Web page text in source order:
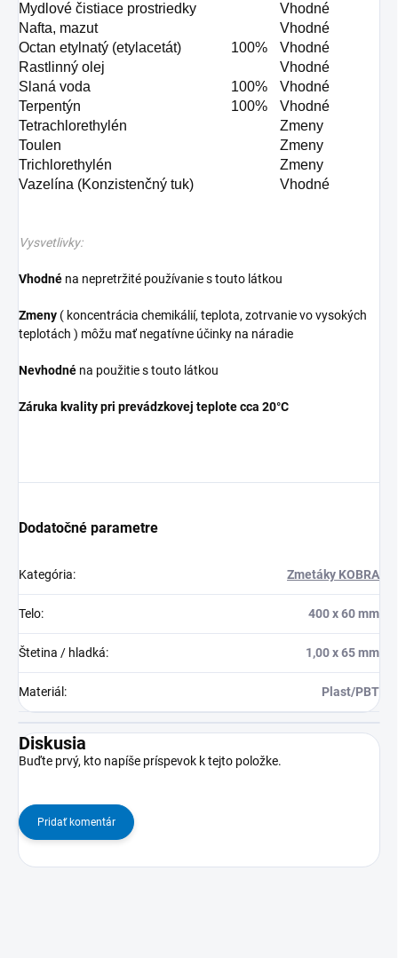
Mydlové čistiace prostriedky
Vhodné
Nafta, mazut
Vhodné
Octan etylnatý (etylacetát)
100%
Vhodné
Rastlinný olej
Vhodné
Slaná voda
100%
Vhodné
Terpentýn
100%
Vhodné
Tetrachlorethylén
Zmeny
Toulen
Zmeny
Trichlorethylén
Zmeny
Vazelína (Konzistenčný tuk)
Vhodné
Vysvetlivky:
Vhodné na nepretržité používanie s touto látkou
Zmeny ( koncentrácia chemikálií, teplota, zotrvanie vo vysokých
teplotách ) môžu mať negatívne účinky na náradie
Nevhodné na použitie s touto látkou
Záruka kvality pri prevádzkovej teplote cca 20°C
Dodatočné parametre
Kategória: Zmetáky KOBRA
Telo: 400 x 60 mm
Štetina / hladká: 1,00 x 65 mm
Materiál : Plast/PBT
Diskusia
Buďte prvý, kto napíše príspevok k tejto položke.
Pridať komentár